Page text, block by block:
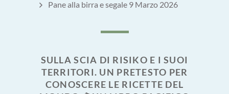
Pane alla birra e segale 9 Marzo 2026
SULLA SCIA DI RISIKO E I SUOI
TERRITORI. UN PRETESTO PER
CONOSCERE LE RICETTE DEL